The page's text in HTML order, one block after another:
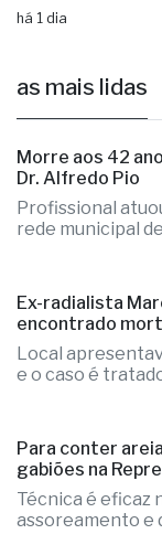
há 1 dia
as mais lidas
Morre aos 42
Dr. Alfredo Pio
Profissional
rede municipal
Ex-radialista
encontrado
Local
e o caso é
Para conter
gabiões na
Técnica é eficaz
assoreamento e